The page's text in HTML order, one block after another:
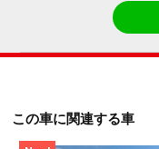
この車に関連する車